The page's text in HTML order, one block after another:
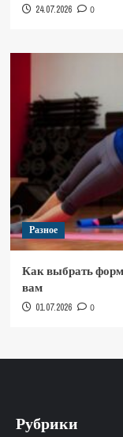
24.07.2026 0
Разное
Как выбрать
вам
01.07.2026 0
Рубрики